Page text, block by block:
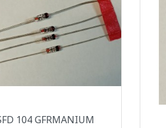
Aperçu rapide
104 GFRMANIUM